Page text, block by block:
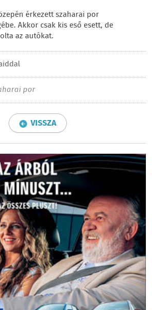
érkezett szaharai por
Akkor csak kis eső esett, de
az autókat.
por
VISSZA